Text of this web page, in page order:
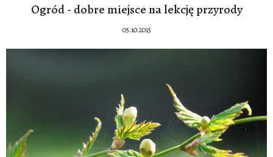
Ogród - dobre miejsce na lekcję przyrody
05.10.2015